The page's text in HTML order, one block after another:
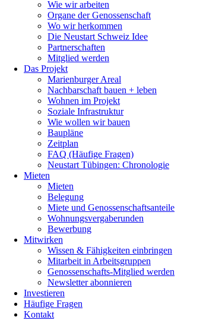
Wie wir arbeiten
Organe der Genossenschaft
Wo wir herkommen
Die Neustart Schweiz Idee
Partnerschaften
Mitglied werden
Das Projekt
Marienburger Areal
Nachbarschaft bauen + leben
Wohnen im Projekt
Soziale Infrastruktur
Wie wollen wir bauen
Baupläne
Zeitplan
FAQ (Häufige Fragen)
Neustart Tübingen: Chronologie
Mieten
Mieten
Belegung
Miete und Genossenschaftsanteile
Wohnungsvergaberunden
Bewerbung
Mitwirken
Wissen & Fähigkeiten einbringen
Mitarbeit in Arbeitsgruppen
Genossenschafts-Mitglied werden
Newsletter abonnieren
Investieren
Häufige Fragen
Kontakt